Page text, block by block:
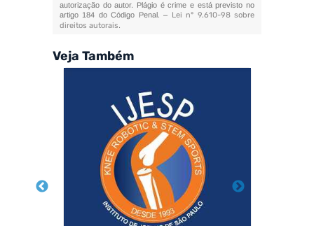
autorização do autor. Plágio é crime e está previsto no
artigo 184 do Código Penal. – Lei n° 9.610-98 sobre
direitos autorais.
Veja Também